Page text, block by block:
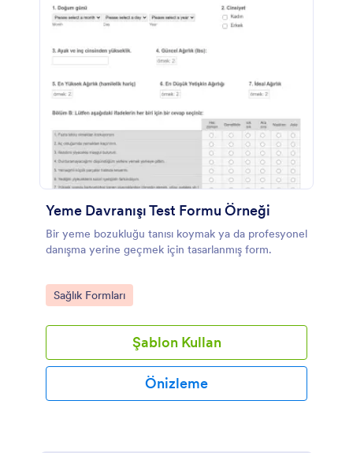
Yeme Davranışı Test Formu Örneği
Bir yeme bozukluğu tanısı koymak ya da profesyonel
danışma yerine geçmek için tasarlanmış form.
Go to Category:
Sağlık Formları
Şablon Kullan
Önizleme